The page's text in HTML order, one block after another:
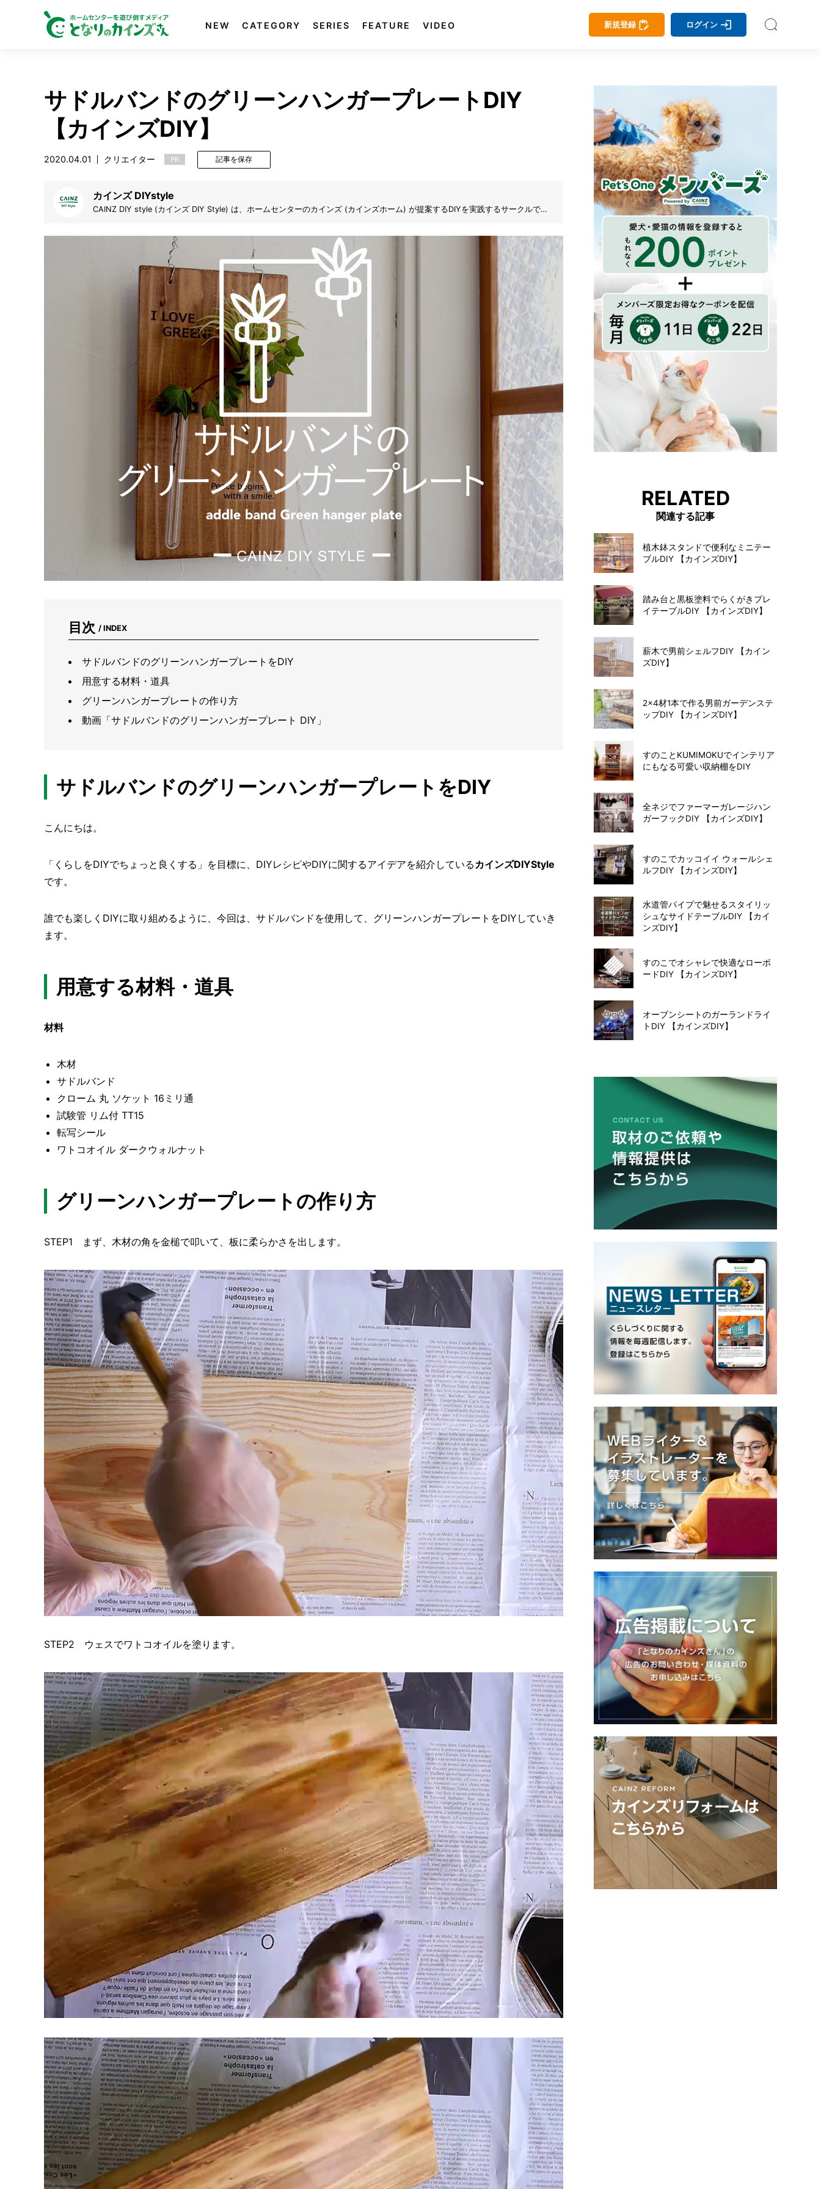
NEW CATEGORY SERIES FEATURE VIDEO 新規登録 ログイン
サドルバンドのグリーンハンガープレートDIY
【カインズDIY】
2020.04.01 クリエイター PR 記事を保存
カインズ DIYstyle
CAINZ DIY style (カインズ DIY Style) は、ホームセンターのカインズ (カインズホーム) が提案するDIYを実践するサークルで
目次 / INDEX
サドルバンドのグリーンハンガープレートをDIY
用意する材料・道具
グリーンハンガープレートの作り方
動画「サドルバンドのグリーンハンガープレート DIY」
サドルバンドのグリーンハンガープレートをDIY
こんにちは。
「くらしをDIYでちょっと良くする」を目標に、DIYレシピやDIYに関するアイデアを紹介しているカインズDIYStyle
です。
誰でも楽しくDIYに取り組めるように、今回は、サドルバンドを使用して、グリーンハンガープレートをDIYしていき
ます。
用意する材料・道具
材料
木材
サドルバンド
クローム 丸 ソケット 16ミリ通
試験管 リム付 TT15
転写シール
ワトコオイル ダークウォルナット
グリーンハンガープレートの作り方
STEP1 まず、木材の角を金槌で叩いて、板に柔らかさを出します。
STEP2 ウェスでワトコオイルを塗ります。
RELATED
関連する記事
植木鉢スタンドで便利なミニテー
ブルDIY 【カインズDIY】
踏み台と黒板塗料でらくがきプレ
イテーブルDIY 【カインズDIY】
薪木で男前シェルフDIY 【カイン
ズDIY】
2×4材1本で作る男前ガーデンステ
ップDIY 【カインズDIY】
すのことKUMIMOKUでインテリア
にもなる可愛い収納棚をDIY
全ネジでファーマーガレージハン
ガーフックDIY 【カインズDIY】
すのこでカッコイイ ウォールシェ
ルフDIY 【カインズDIY】
水道管パイプで魅せるスタイリッ
シュなサイドテーブルDIY 【カイ
ンズDIY】
すのこでオシャレで快適なローボ
ードDIY 【カインズDIY】
オーブンシートのガーランドライ
トDIY 【カインズDIY】